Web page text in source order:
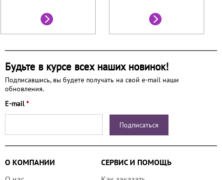
Будьте в курсе всех наших новинок!
Подписавшись, вы будете получать на свой e-mail наши
обновления.
E-mail*
О КОМПАНИИ
СЕРВИС И ПОМОЩЬ